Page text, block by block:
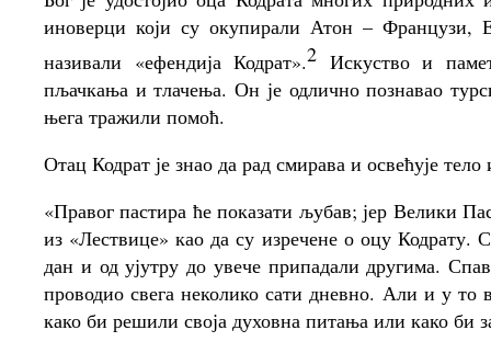
иноверци који су окупирали Атон –
називали «ефендија Кодрат».2 Искуство и
пљачкања и тлачења. Он је одлично познавао
њега тражили помоћ.
Отац Кодрат је знао да рад смирава и освећује
«Правог пастира ће показати љубав; јер Велики
из «Лествице» као да су изречене о оцу Кодрату.
дан и од ујутру до увече припадали другима.
проводио свега неколико сати дневно. Али и у
како би решили своја духовна питања или како би